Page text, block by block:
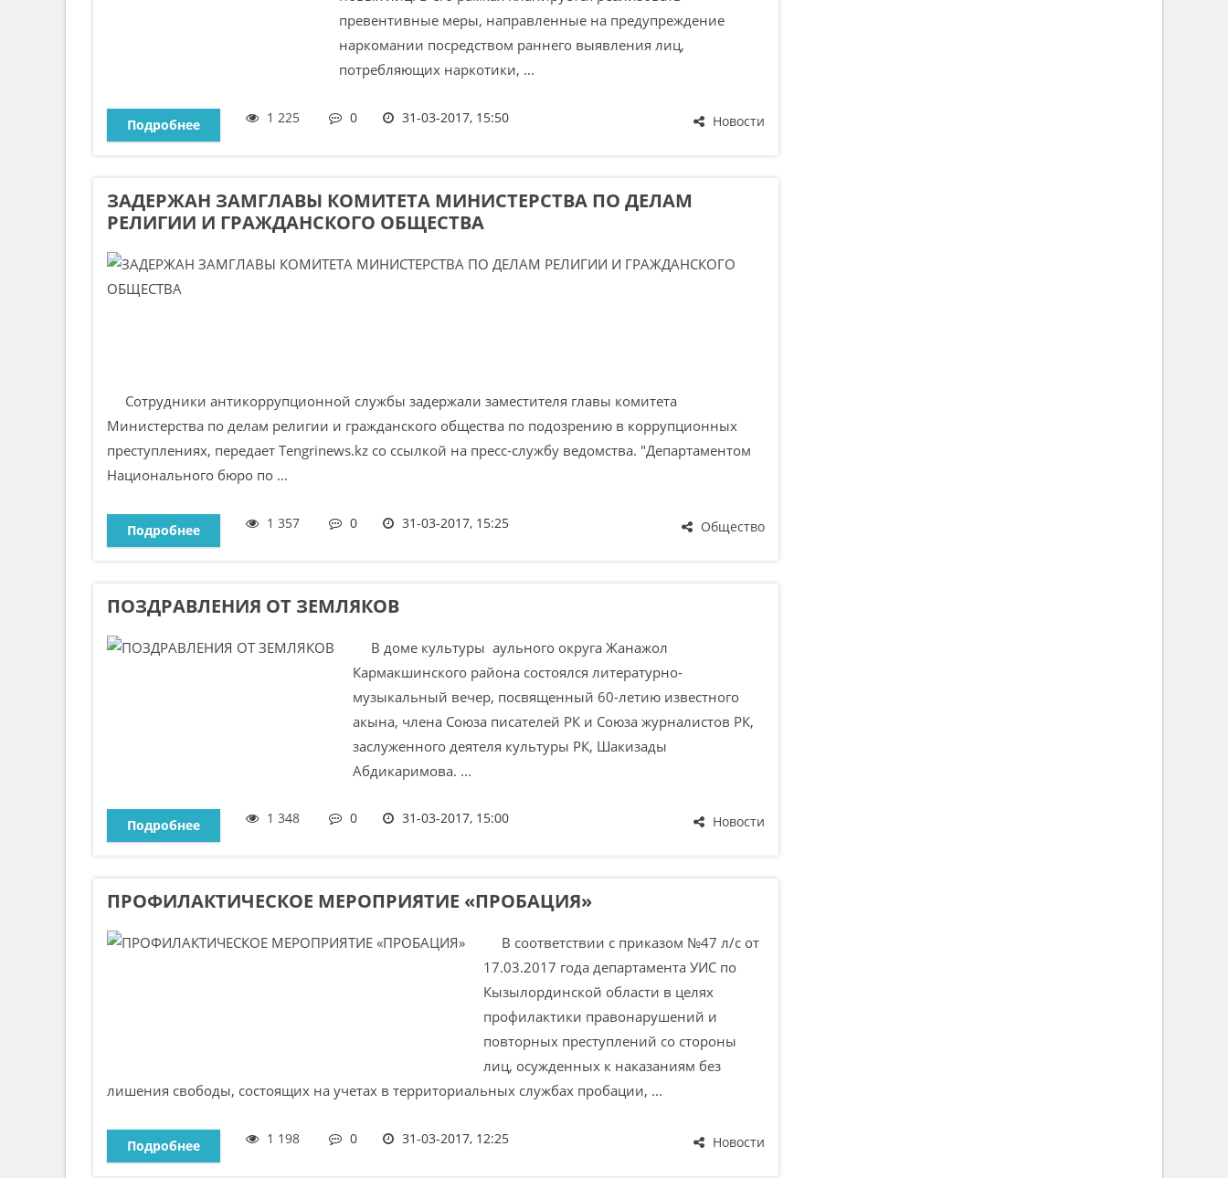
превентивные меры, направленные на предупреждение
наркомании посредством раннего выявления лиц,
потребляющих наркотики, ...
Новости
Подробнее 1 225 0 31-03-2017, 15:50
ЗАДЕРЖАН ЗАМГЛАВЫ КОМИТЕТА МИНИСТЕРСТВА ПО ДЕЛАМ
РЕЛИГИИ И ГРАЖДАНСКОГО ОБЩЕСТВА
Сотрудники антикоррупционной службы задержали заместителя главы комитета
Министерства по делам религии и гражданского общества по подозрению в коррупционных
преступлениях, передает Tengrinews.kz со ссылкой на пресс-службу ведомства. "Департаментом
Национального бюро по ...
Общество
Подробнее 1 357 0 31-03-2017, 15:25
ПОЗДРАВЛЕНИЯ ОТ ЗЕМЛЯКОВ
В доме культуры аульного округа Жанажол
Кармакшинского района состоялся литературно-
музыкальный вечер, посвященный 60-летию известного
акына, члена Союза писателей РК и Союза журналистов РК,
заслуженного деятеля культуры РК, Шакизады
Абдикаримова. ...
Новости
Подробнее 1 348 0 31-03-2017, 15:00
ПРОФИЛАКТИЧЕСКОЕ МЕРОПРИЯТИЕ «ПРОБАЦИЯ»
В соответствии с приказом №47 л/с от
17.03.2017 года департамента УИС по
Кызылординской области в целях
профилактики правонарушений и
повторных преступлений со стороны
лиц, осужденных к наказаниям без
лишения свободы, состоящих на учетах в территориальных службах пробации, ...
Новости
Подробнее 1 198 0 31-03-2017, 12:25